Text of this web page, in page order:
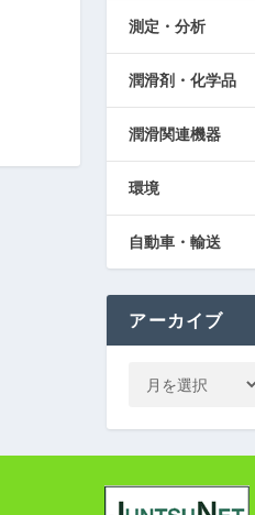
測定・分析
潤滑剤・化学品
潤滑関連機器
環境
自動車・輸送
アーカイブ